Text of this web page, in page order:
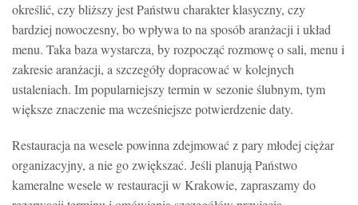
określić, czy bliższy jest Państwu charakter klasyczny, czy
bardziej nowoczesny, bo wpływa to na sposób aranżacji i układ
menu. Taka baza wystarcza, by rozpocząć rozmowę o sali, menu i
zakresie aranżacji, a szczegóły dopracować w kolejnych
ustaleniach. Im popularniejszy termin w sezonie ślubnym, tym
większe znaczenie ma wcześniejsze potwierdzenie daty.
Restauracja na wesele powinna zdejmować z pary młodej ciężar
organizacyjny, a nie go zwiększać. Jeśli planują Państwo
kameralne wesele w restauracji w Krakowie, zapraszamy do